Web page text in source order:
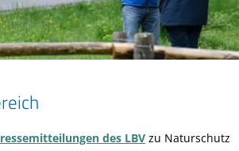
des LBV zu Naturschutz